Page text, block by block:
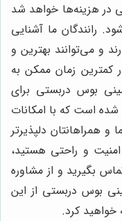
در هزینه‌ها خواهد شد
رانندگان ما آشنایی
و می‌توانند بهترین و
کمترین زمان ممکن به
بوس دربستی برای
است که با امکانات
همراهانتان دلپذیرتر
امنیت و راحتی هستید،
بگیرید و از مشاوره
بوس دربستی از این
کرد.